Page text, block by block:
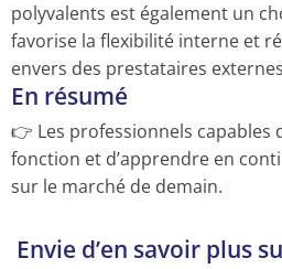
polyvalents est également un
favorise la flexibilité interne et
envers des prestataires
En résumé
👉 Les professionnels capables
fonction et d’apprendre en
sur le marché de demain.
Envie d’en savoir plus